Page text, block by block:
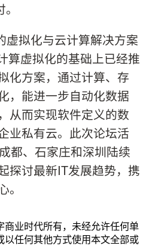
虚拟化与云计算解决方案
算虚拟化的基础上已经推
化方案，通过计算、存
，能进一步自动化数据
从而实现软件定义的数
业私有云。此次论坛活
都、石家庄和深圳陆续
探讨最新IT发展趋势，携
业时代所有，未经允许任何单
任何其他方式使用本文全部或